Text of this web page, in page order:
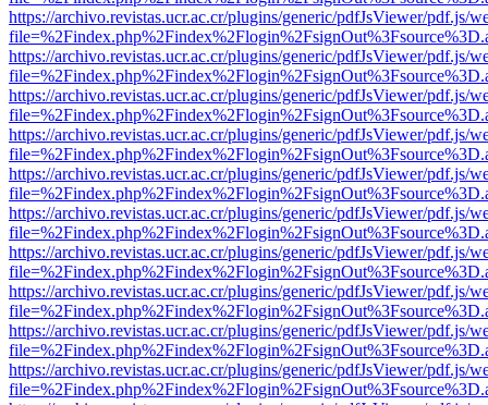
https://archivo.revistas.ucr.ac.cr/plugins/generic/pdfJsViewer/pdf.js/
https://archivo.revistas.ucr.ac.cr/plugins/generic/pdfJsViewer/pdf.js/
https://archivo.revistas.ucr.ac.cr/plugins/generic/pdfJsViewer/pdf.js/
https://archivo.revistas.ucr.ac.cr/plugins/generic/pdfJsViewer/pdf.js/
https://archivo.revistas.ucr.ac.cr/plugins/generic/pdfJsViewer/pdf.js/
https://archivo.revistas.ucr.ac.cr/plugins/generic/pdfJsViewer/pdf.js/
https://archivo.revistas.ucr.ac.cr/plugins/generic/pdfJsViewer/pdf.js/
https://archivo.revistas.ucr.ac.cr/plugins/generic/pdfJsViewer/pdf.js/
https://archivo.revistas.ucr.ac.cr/plugins/generic/pdfJsViewer/pdf.js/
https://archivo.revistas.ucr.ac.cr/plugins/generic/pdfJsViewer/pdf.js/